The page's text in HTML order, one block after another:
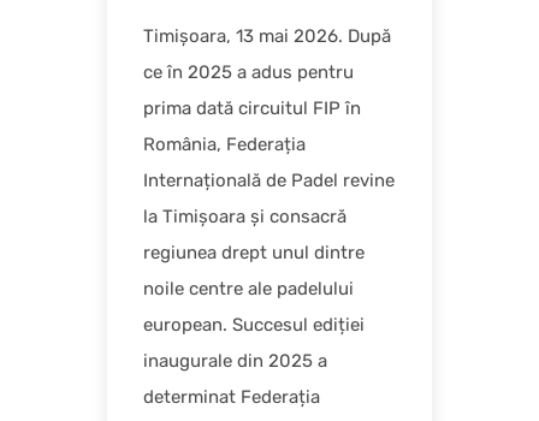
Timișoara, 13 mai 2026. După
ce în 2025 a adus pentru
prima dată circuitul FIP în
România, Federația
Internațională de Padel revine
la Timișoara și consacră
regiunea drept unul dintre
noile centre ale padelului
european. Succesul ediției
inaugurale din 2025 a
determinat Federația